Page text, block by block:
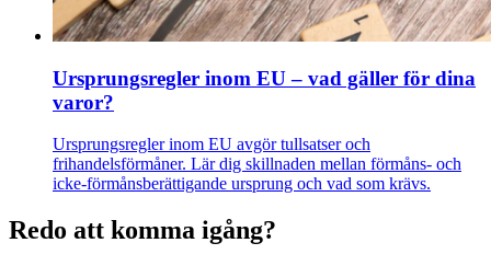
Ursprungsregler inom EU – vad gäller för dina
varor?
Ursprungsregler inom EU avgör tullsatser och
frihandelsförmåner. Lär dig skillnaden mellan förmåns- och
icke-förmånsberättigande ursprung och vad som krävs.
Redo att komma igång?